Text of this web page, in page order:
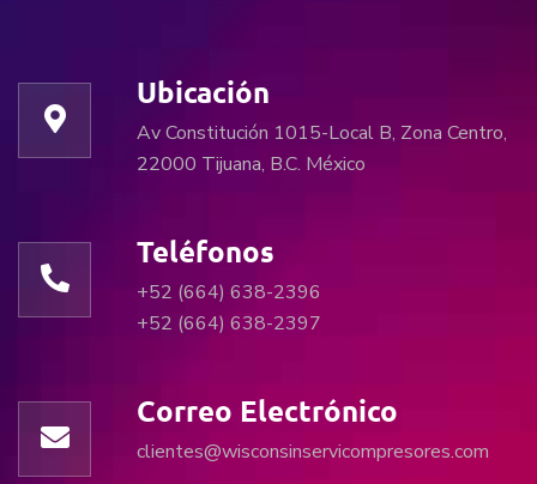
Ubicación
Av Constitución 1015-Local B, Zona Centro,
22000 Tijuana, B.C. México
Teléfonos
+52 (664) 638-2396
+52 (664) 638-2397
Correo Electrónico
clientes@wisconsinservicompresores.com